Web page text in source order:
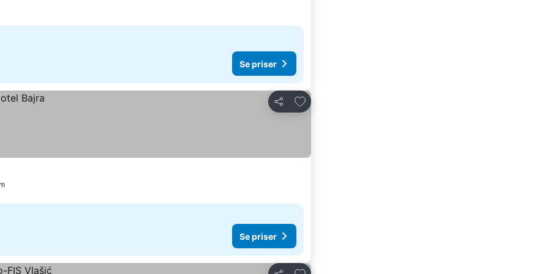
Se priser
Dela
Lägg till i Mina Favoriter
Se priser